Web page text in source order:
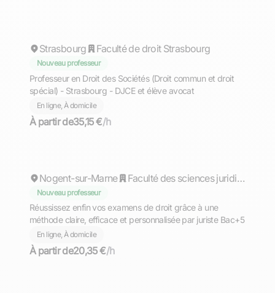
Strasbourg Faculté de droit Strasbourg
Nouveau professeur
Professeur en Droit des Sociétés (Droit commun et droit
spécial) - Strasbourg - DJCE et élève avocat
En ligne, À domicile
À partir de35,15 €/h
Nogent-sur-Marne Faculté des sciences juridiques, politiques et sociales
Nouveau professeur
Réussissez enfin vos examens de droit grâce à une
méthode claire, efficace et personnalisée par juriste Bac+5
En ligne, À domicile
À partir de20,35 €/h